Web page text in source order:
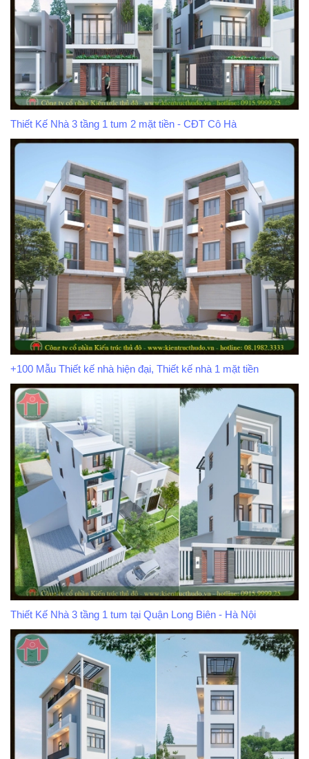
Thiết Kế Nhà 3 tầng 1 tum 2 mặt tiền - CĐT Cô Hà
+100 Mẫu Thiết kế nhà hiện đại, Thiết kế nhà 1 mặt tiền
Thiết Kế Nhà 3 tầng 1 tum tại Quận Long Biên - Hà Nội